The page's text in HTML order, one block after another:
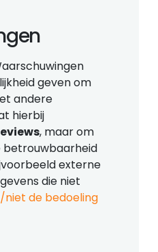
geven om
andere
hierbij
, maar om
externe
die niet
niet de bedoeling